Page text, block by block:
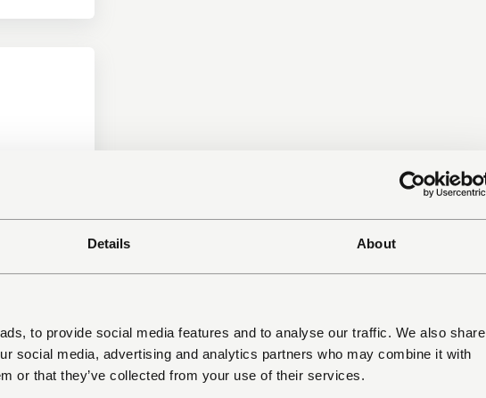
Details About
to provide social media features and to analyse our traffic. We also share
social media, advertising and analytics partners who may combine it with
or that they’ve collected from your use of their services.